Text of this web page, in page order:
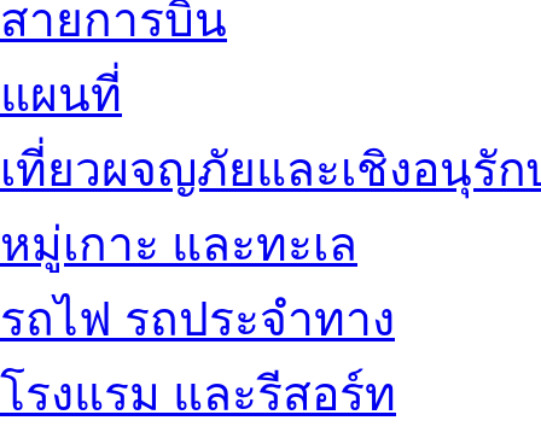
สายการบิน
แผนที่
เที่ยวผจญภัยและเชิงอนุรัก
หมู่เกาะ และทะเล
รถไฟ รถประจำทาง
โรงแรม และรีสอร์ท